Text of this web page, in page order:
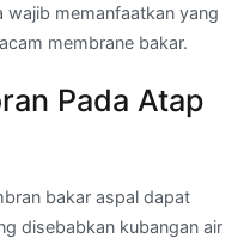
memanfaatkan yang
membrane bakar.
Pada Atap
bakar aspal dapat
disebabkan kubangan air